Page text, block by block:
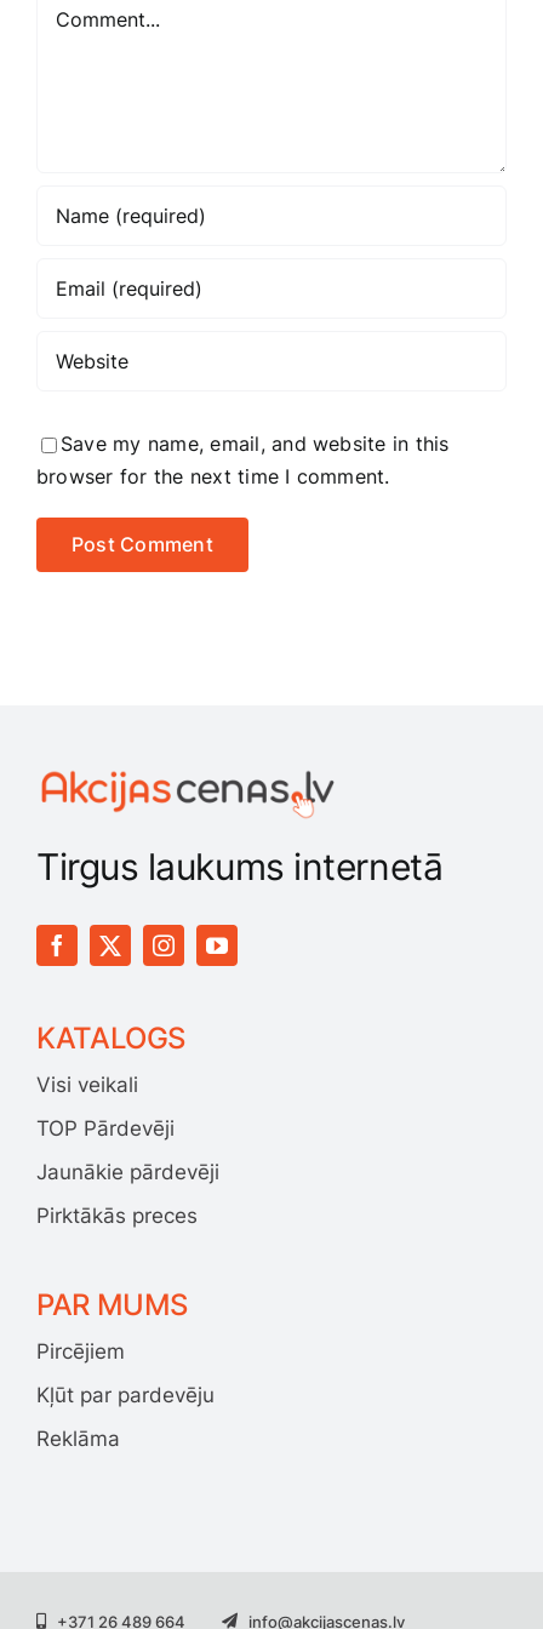
Comment
Save my name, email, and website in this
browser for the next time I comment.
Tirgus laukums internetā
KATALOGS
Visi veikali
TOP Pārdevēji
Jaunākie pārdevēji
Pirktākās preces
PAR MUMS
Pircējiem
Kļūt par pardevēju
Reklāma
+371 26 489 664 info@akcijascenas.lv